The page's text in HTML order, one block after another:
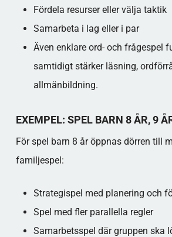
Fördela resurser eller välja taktik
Samarbeta i lag eller i par​
Även enklare ord- och frågespel
samtidigt stärker läsning,
allmänbildning.​
EXEMPEL: SPEL BARN 8 ÅR, 9
För spel barn 8 år öppnas dörren till
familjespel:
Strategispel med planering och
Spel med fler parallella regler
Samarbets­spel där gruppen ska